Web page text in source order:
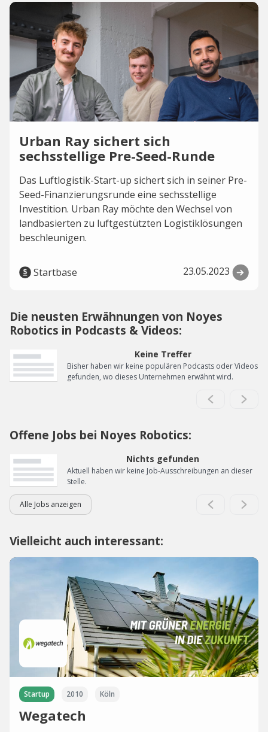
Urban Ray sichert sich
sechsstellige Pre-Seed-Runde
Das Luftlogistik-Start-up sichert sich in seiner Pre-
Seed-Finanzierungsrunde eine sechsstellige
Investition. Urban Ray möchte den Wechsel von
landbasierten zu luftgestützten Logistiklösungen
beschleunigen.
Startbase 23.05.2023
Die neusten Erwähnungen von Noyes
Robotics in Podcasts & Videos:
Keine Treffer
Bisher haben wir keine populären Podcasts oder Videos
gefunden, wo dieses Unternehmen erwähnt wird.
Offene Jobs bei Noyes Robotics:
Nichts gefunden
Aktuell haben wir keine Job-Ausschreibungen an dieser
Stelle.
Alle Jobs anzeigen
Vielleicht auch interessant:
Startup 2010 Köln
Wegatech